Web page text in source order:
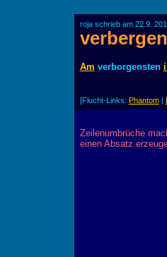
roja schrieb am 22.9.
verbergen
Am verborgensten
[Flucht-Links: Phantom|
Zeilenumbrüche
einen Absatz